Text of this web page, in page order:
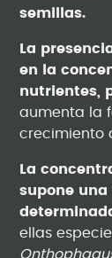
semillas.
La
en la
nutrientes,
aumenta la
crecimiento
La
supone
ellas